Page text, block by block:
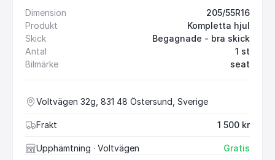
Dimension
205/55R16
Produkt
Kompletta hjul
Skick
Begagnade - bra skick
Antal
1 st
Bilmärke
seat
Voltvägen 32g, 831 48 Östersund, Sverige
Frakt 1 500 kr
Upphämtning · Voltvägen Gratis